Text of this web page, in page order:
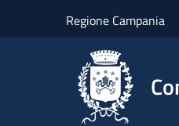
Regione Campania